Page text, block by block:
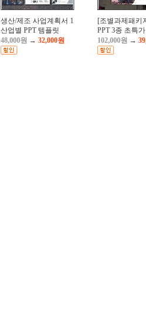
생산/제조 사업계획서 1
산업별 PPT 템플릿
48,000원 → 32,000원
[조별과제패키
PPT 3종 초특
102,000원 →